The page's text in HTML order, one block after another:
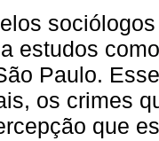
estudos
Paulo.
os crimes
que